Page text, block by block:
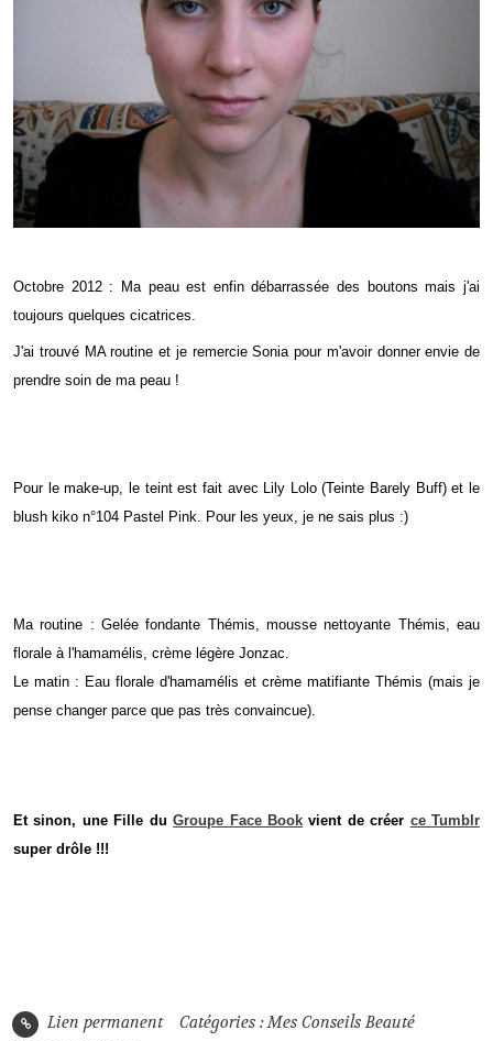
Octobre 2012 : Ma peau est enfin débarrassée des boutons mais j'ai
toujours quelques cicatrices.
J'ai trouvé MA routine et je remercie Sonia pour m'avoir donner envie de
prendre soin de ma peau !
Pour le make-up, le teint est fait avec Lily Lolo (Teinte Barely Buff) et le
blush kiko n°104 Pastel Pink. Pour les yeux, je ne sais plus :)
Ma routine : Gelée fondante Thémis, mousse nettoyante Thémis, eau
florale à l'hamamélis, crème légère Jonzac.
Le matin : Eau florale d'hamamélis et crème matifiante Thémis (mais je
pense changer parce que pas très convaincue).
Et sinon, une Fille duGroupe Face Bookvient de créer ce Tumblr
super drôle !!!
Lien permanent Catégories :Mes Conseils Beauté